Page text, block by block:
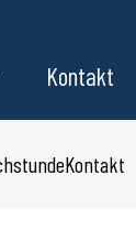
Kontakt
Kontakt